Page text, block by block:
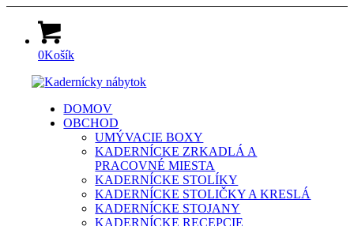
0Košík
DOMOV
OBCHOD
UMÝVACIE BOXY
KADERNÍCKE ZRKADLÁ A
PRACOVNÉ MIESTA
KADERNÍCKE STOLÍKY
KADERNÍCKE STOLIČKY A KRESLÁ
KADERNÍCKE STOJANY
KADERNÍCKE RECEPCIE